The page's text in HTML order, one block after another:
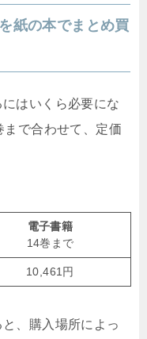
紙の本でまとめ買
はいくら必要にな
まで合わせて、定価
電子書籍
14巻まで
10,461円
、購入場所によっ